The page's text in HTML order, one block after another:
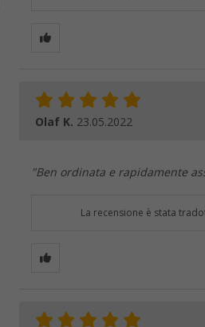
Olaf K. 23.05.2022
"Ben ordinata e rapidamente
La recensione è stata